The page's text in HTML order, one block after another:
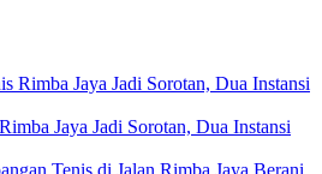
Jaya Jadi Sorotan, Dua Instansi